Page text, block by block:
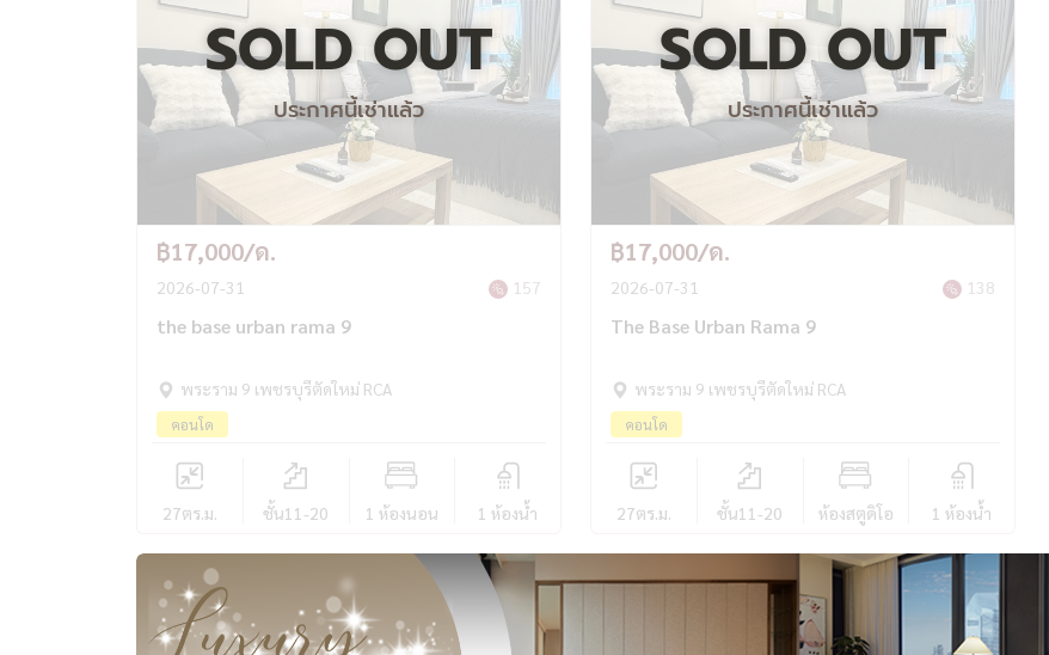
SOLD OUT
ประกาศนี้เช่าแล้ว
฿17,000/ด.
2026-07-31 157
the base urban rama 9
พระราม 9 เพชรบุรีตัดใหม่ RCA
คอนโด
27ตร.ม. ชั้น11-20 1 ห้องนอน 1 ห้องน้ำ
SOLD OUT
ประกาศนี้เช่าแล้ว
฿17,000/ด.
2026-07-31 138
The Base Urban Rama 9
พระราม 9 เพชรบุรีตัดใหม่ RCA
คอนโด
27ตร.ม. ชั้น11-20 ห้องสตูดิโอ 1 ห้องน้ำ